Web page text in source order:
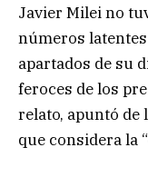
Javier Milei no
números
apartados de su
feroces de los
relato, apuntó de
que considera la